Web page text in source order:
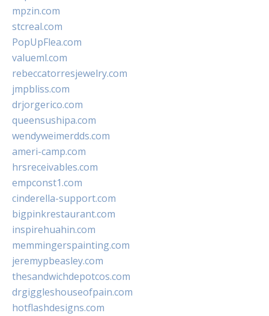
mpzin.com
stcreal.com
PopUpFlea.com
valueml.com
rebeccatorresjewelry.com
jmpbliss.com
drjorgerico.com
queensushipa.com
wendyweimerdds.com
ameri-camp.com
hrsreceivables.com
empconst1.com
cinderella-support.com
bigpinkrestaurant.com
inspirehuahin.com
memmingerspainting.com
jeremypbeasley.com
thesandwichdepotcos.com
drgiggleshouseofpain.com
hotflashdesigns.com